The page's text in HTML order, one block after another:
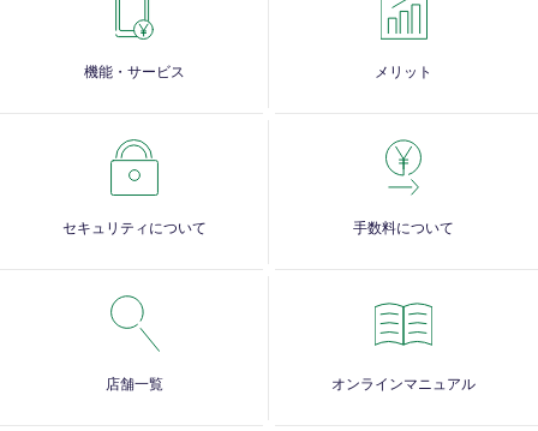
機能・サービス メリット
セキュリティについて 手数料について
店舗一覧 オンラインマニュアル